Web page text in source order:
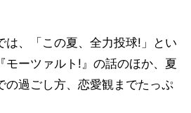
は、「この夏、全力投球!」とい
モーツァルト!』の話のほか、夏
の過ごし方、恋愛観までたっぷ